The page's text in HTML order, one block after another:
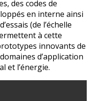
des codes de
en interne ainsi
(de l’échelle
à cette
innovants de
d’application
et l’énergie.